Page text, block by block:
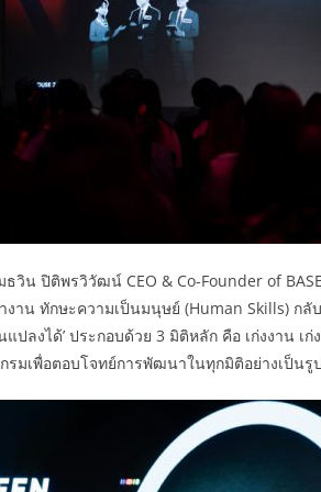
ธวิน ปิติพรวิวัฒน์ CEO & Co-Founder of
งาน ทักษะความเป็นมนุษย์ (Human Skills) ก
แปลงได้’ ประกอบด้วย 3 มิติหลัก คือ เก่งงาน
รมเพื่อตอบโจทย์การพัฒนาในทุกมิติอย่างเป็นรู